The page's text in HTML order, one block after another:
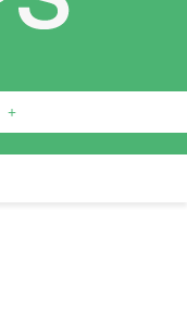
+